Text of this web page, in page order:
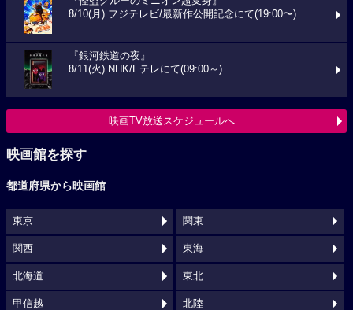
8/10(月) フジテレビ/最新作公開記念にて(19:00〜)
『銀河鉄道の夜』
8/11(火) NHK/Eテレにて(09:00～)
映画TV放送スケジュールへ
映画館を探す
都道府県から映画館
東京 関東
関西 東海
北海道 東北
甲信越 北陸